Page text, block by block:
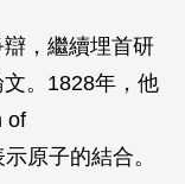
，繼續埋首研
。1828年，他
of
原子的結合。